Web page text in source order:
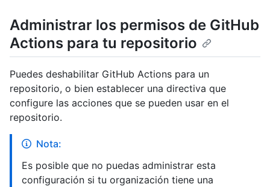
Administrar los permisos de GitHub
Actions para tu repositorio
Puedes deshabilitar GitHub Actions para un
repositorio, o bien establecer una directiva que
configure las acciones que se pueden usar en el
repositorio.
Nota:
Es posible que no puedas administrar esta
configuración si tu organización tiene una